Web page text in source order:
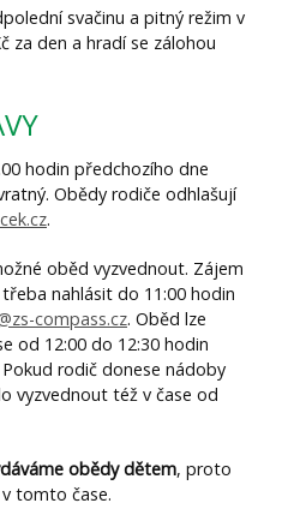
svačinu a pitný režim v
za den a hradí se zálohou
hodin předchozího dne
Obědy rodiče odhlašují
.
oběd vyzvednout. Zájem
nahlásit do 11:00 hodin
compass.cz. Oběd lze
od 12:00 do 12:30 hodin
rodič donese nádoby
vyzvednout též v čase od
obědy dětem, proto
tomto čase.